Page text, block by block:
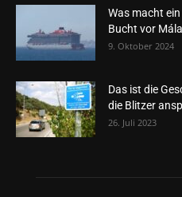
Was macht
Bucht vor
9. Oktober 2024
Das ist die
die Blitzer
26. Juli 2023